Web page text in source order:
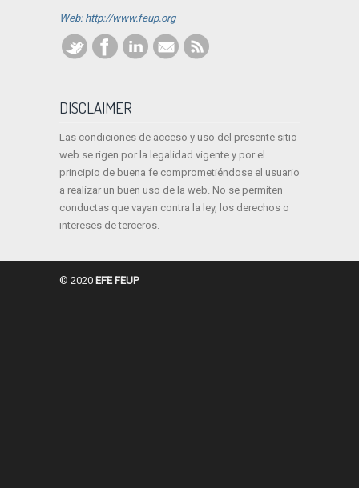
Web: http://www.feup.org
DISCLAIMER
Las condiciones de acceso y uso del presente sitio
web se rigen por la legalidad vigente y por el
principio de buena fe comprometiéndose el usuario
a realizar un buen uso de la web. No se permiten
conductas que vayan contra la ley, los derechos o
intereses de terceros.
© 2020 EFE FEUP